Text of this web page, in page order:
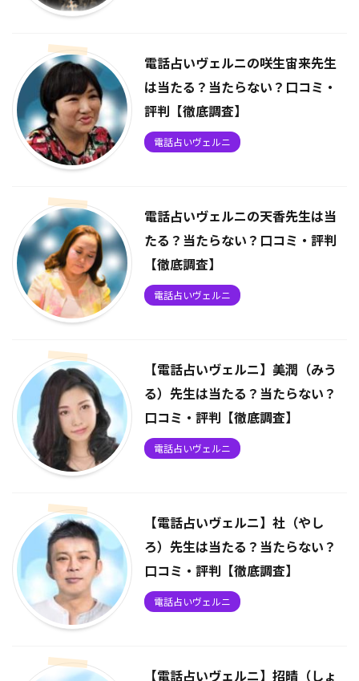
電話占いヴェルニの咲生宙来先生
は当たる？当たらない？口コミ・
評判【徹底調査】
電話占いヴェルニ
電話占いヴェルニの天香先生は当
たる？当たらない？口コミ・評判
【徹底調査】
電話占いヴェルニ
【電話占いヴェルニ】美潤（みう
る）先生は当たる？当たらない？
口コミ・評判【徹底調査】
電話占いヴェルニ
【電話占いヴェルニ】社（やし
ろ）先生は当たる？当たらない？
口コミ・評判【徹底調査】
電話占いヴェルニ
【電話占いヴェルニ】招晴（しょ